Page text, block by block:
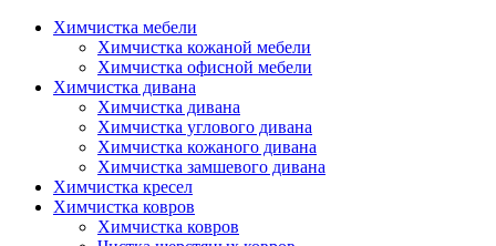
Химчистка мебели
Химчистка кожаной мебели
Химчистка офисной мебели
Химчистка дивана
Химчистка дивана
Химчистка углового дивана
Химчистка кожаного дивана
Химчистка замшевого дивана
Химчистка кресел
Химчистка ковров
Химчистка ковров